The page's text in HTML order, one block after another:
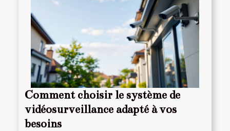
Comment choisir le système de
vidéosurveillance adapté à vos
besoins